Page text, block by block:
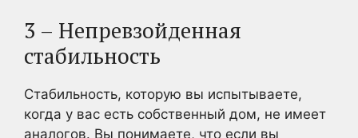
3 – Непревзойденная
стабильность
Стабильность, которую вы испытываете,
когда у вас есть собственный дом, не имеет
аналогов. Вы понимаете, что если вы